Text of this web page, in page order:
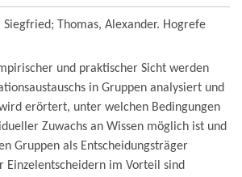
Siegfried; Thomas, Alexander. Hogrefe
und praktischer Sicht werden
in Gruppen analysiert und
erörtert, unter welchen Bedingungen
Zuwachs an Wissen möglich ist und
Gruppen als Entscheidungsträger
Einzelentscheidern im Vorteil sind